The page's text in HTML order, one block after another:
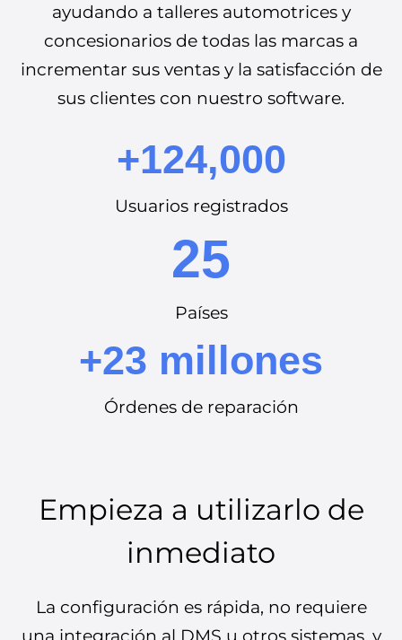
ayudando a talleres automotrices y
concesionarios de todas las marcas a
incrementar sus ventas y la satisfacción de
sus clientes con nuestro software.
+124,000
Usuarios registrados
25
Países
+23 millones
Órdenes de reparación
Empieza a utilizarlo de
inmediato
La configuración es rápida, no requiere